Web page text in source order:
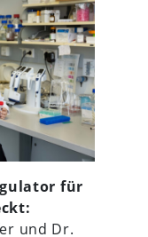
für
und Dr.